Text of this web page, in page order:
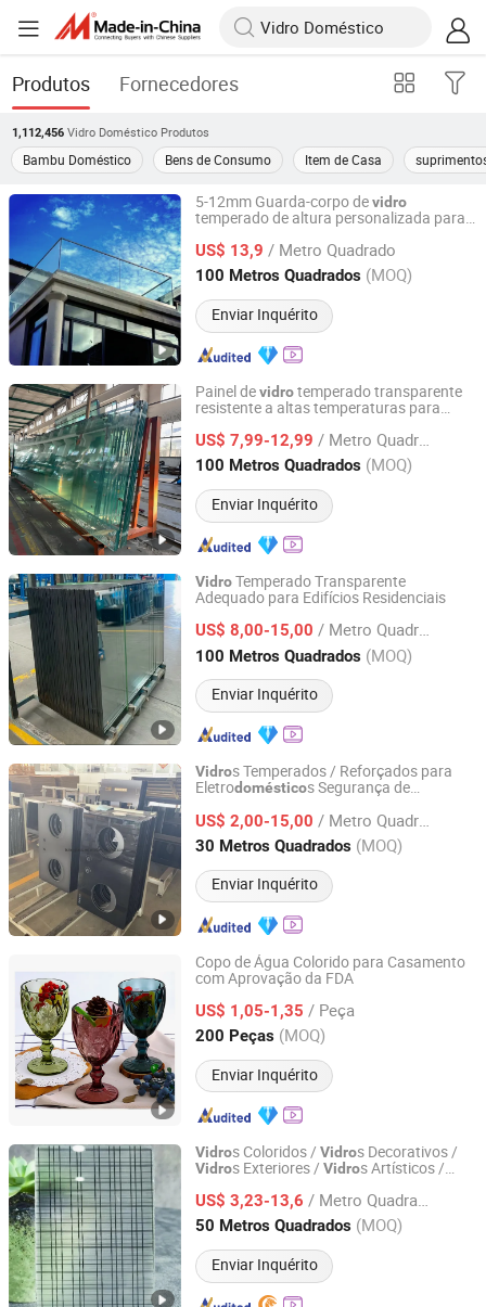
Produtos Fornecedores
1,112,456 Vidro Doméstico Produtos
Bambu Doméstico Bens de Consumo Item de Casa
5-12mm Guarda-corpo devidro
temperado de altura personalizada para
US$ 13,9 / Metro Quadrado
100 Metros Quadrados (MOQ)
Enviar Inquérito
Jinhua Xinfu Glass Co., Ltd.
Zhejiang, China Desde 2026
Painel devidrotemperado transparente
resistente a altas temperaturas para
US$ 7,99-12,99 / Metro Quadrado
100 Metros Quadrados (MOQ)
Enviar Inquérito
Shanghai Wuyong Glass Co., Ltd.
Shanghai, China Desde 2025
VidroTemperado Transparente
Adequado para Edifícios Residenciais
US$ 8,00-15,00 / Metro Quadrado
100 Metros Quadrados (MOQ)
Enviar Inquérito
Qingdao Luqing Jiayu Metal Products Co., Ltd
Shandong, China Desde 2025
Vidros Temperados / Reforçados para
Eletrodomésticos Segurança de
para VaporVidropara Micro-ondas
US$ 2,00-15,00 / Metro Quadrado
30 Metros Quadrados (MOQ)
Enviar Inquérito
Qingdao Tsing Glass Co., Ltd.
Shandong, China Desde 2017
Copo de Água Colorido para Casamento
com Aprovação da FDA
US$ 1,05-1,35 / Peça
200 Peças (MOQ)
Enviar Inquérito
Danyang Liou Kitchenware Co., Ltd.
Jiangsu, China Desde 2025
Vidros Coloridos / Vidros Decorativos /
Vidros Exteriores / Vidros Artísticos /
Vidros Planos Usados para Construção e
Residências
US$ 3,23-13,6 / Metro Quadrado
50 Metros Quadrados (MOQ)
Enviar Inquérito
Qingdao Eliter Glass Co., Ltd.
Shandong, China Desde 2022